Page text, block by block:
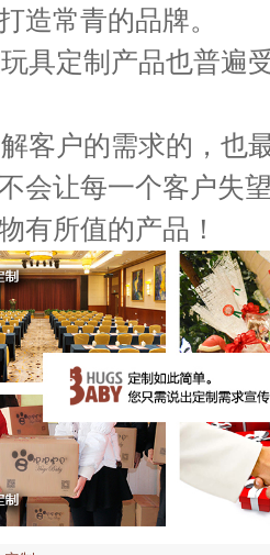
造常青的品牌。
具定制产品也普遍
客户的需求的，也
会让每一个客户失
有所值的产品！